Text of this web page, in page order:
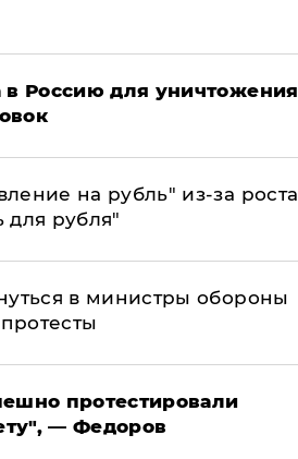
в Россию для уничтожения
на рубль" из-за роста
для рубля"
в министры обороны
протестировали
— Федоров